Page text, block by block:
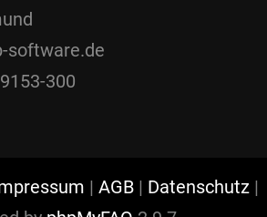
software.de
300
| AGB | Datenschutz|